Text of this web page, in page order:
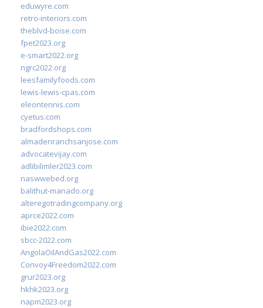
eduwyre.com
retro-interiors.com
theblvd-boise.com
fpet2023.org
e-smart2022.org
ngrc2022.org
leesfamilyfoods.com
lewis-lewis-cpas.com
eleontennis.com
cyetus.com
bradfordshops.com
almadenranchsanjose.com
advocatevijay.com
adlibilimler2023.com
naswwebed.org
balithut-manado.org
alteregotradingcompany.org
aprce2022.com
ibie2022.com
sbcc-2022.com
AngolaOilAndGas2022.com
Convoy4Freedom2022.com
grur2023.org
hkhk2023.org
napm2023.org